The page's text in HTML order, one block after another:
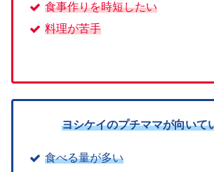
食事作りを時短したい
料理が苦手
ヨシケイのプチママが向いて
食べる量が多い